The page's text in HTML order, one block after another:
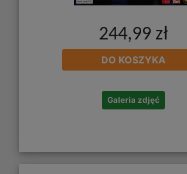
244,99 zł
DO KOSZYKA
Galeria zdjęć